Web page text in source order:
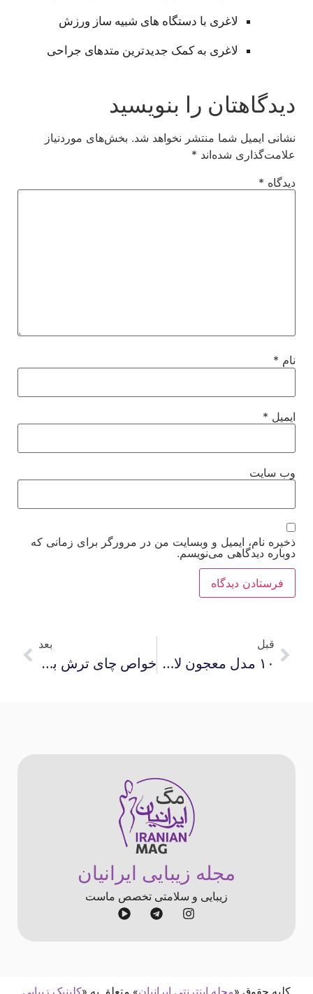
لاغری با دستگاه های شبیه ساز ورزش
لاغری به کمک جدیدترین متدهای جراحی
دیدگاهتان را بنویسید
نشانی ایمیل شما منتشر نخواهد شد. بخش‌های موردنیاز
علامت‌گذاری شده‌اند *
دیدگاه *
نام *
ایمیل *
وب‌ سایت
ذخیره نام، ایمیل و وبسایت من در مرورگر برای زمانی که
دوباره دیدگاهی می‌نویسم.
قبل
۱۰ مدل معجون لاغری سریع شکم ۷ کیلو در ۷ روز
بعد
خواص چای ترش برای لاغری و بهترین زمان مصرف آن
مجله زیبایی ایرانیان
زیبایی و سلامتی تخصص ماست